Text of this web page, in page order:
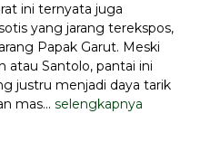
ini ternyata juga
yang jarang terekspos,
Papak Garut. Meski
atau Santolo, pantai ini
justru menjadi daya tarik
mas... selengkapnya